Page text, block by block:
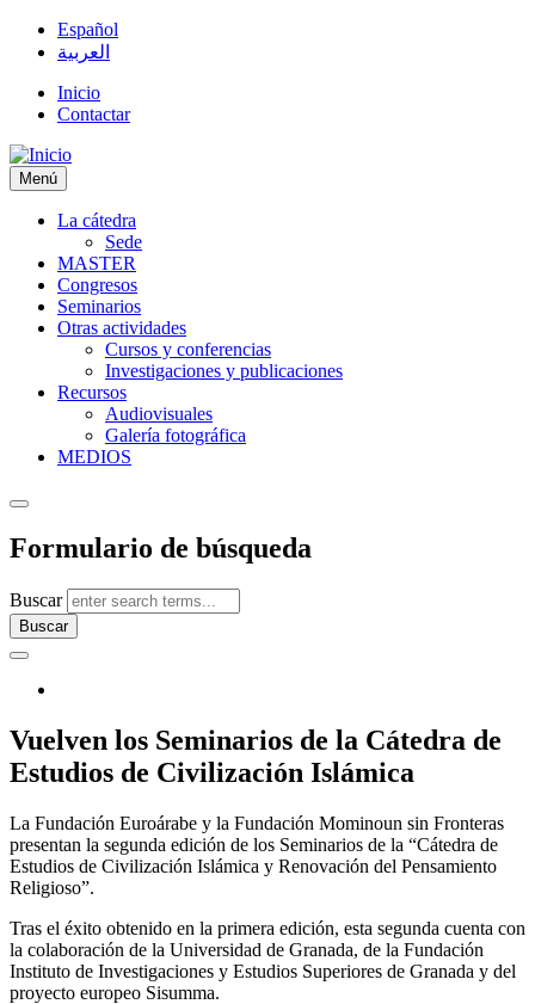
Español
العربية
Inicio
Contactar
Menú
La cátedra
Sede
MASTER
Congresos
Seminarios
Otras actividades
Cursos y conferencias
Investigaciones y publicaciones
Recursos
Audiovisuales
Galería fotográfica
MEDIOS
Formulario de búsqueda
Buscar
Vuelven los Seminarios de la Cátedra de
Estudios de Civilización Islámica
La Fundación Euroárabe y la Fundación Mominoun sin Fronteras
presentan la segunda edición de los Seminarios de la “Cátedra de
Estudios de Civilización Islámica y Renovación del Pensamiento
Religioso”.
Tras el éxito obtenido en la primera edición, esta segunda cuenta con
la colaboración de la Universidad de Granada, de la Fundación
Instituto de Investigaciones y Estudios Superiores de Granada y del
proyecto europeo Sisumma.